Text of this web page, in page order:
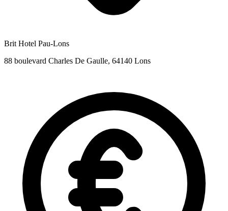
Brit Hotel Pau-Lons
88 boulevard Charles De Gaulle, 64140 Lons